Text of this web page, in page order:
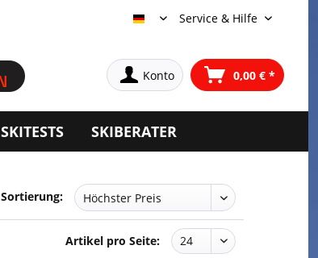
Service & Hilfe
Deutsch
Konto 0,00 € *
SKITESTS SKIBERATER
Sortierung:
Artikel pro Seite: